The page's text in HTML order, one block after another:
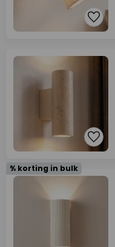
% korting in bulk